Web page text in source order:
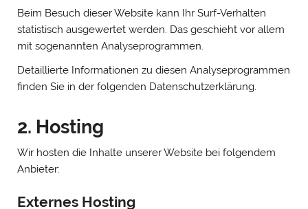
Beim Besuch dieser Website kann Ihr Surf-Verhalten
statistisch ausgewertet werden. Das geschieht vor allem
mit sogenannten Analyseprogrammen.
Detaillierte Informationen zu diesen Analyseprogrammen
finden Sie in der folgenden Datenschutzerklärung.
2. Hosting
Wir hosten die Inhalte unserer Website bei folgendem
Anbieter:
Externes Hosting